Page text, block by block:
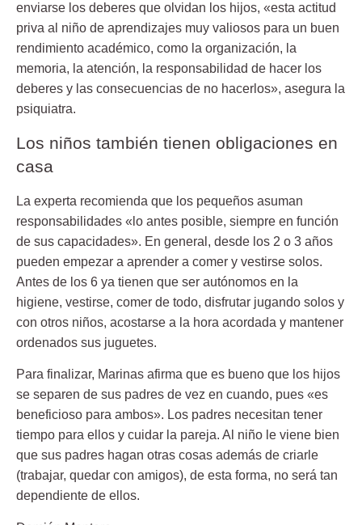
enviarse los deberes que olvidan los hijos, «esta actitud
priva al niño de aprendizajes muy valiosos para un buen
rendimiento académico, como la organización, la
memoria, la atención, la responsabilidad de hacer los
deberes y las consecuencias de no hacerlos», asegura la
psiquiatra.
Los niños también tienen obligaciones en
casa
La experta recomienda que los pequeños asuman
responsabilidades «lo antes posible, siempre en función
de sus capacidades». En general, desde los 2 o 3 años
pueden empezar a aprender a comer y vestirse solos.
Antes de los 6 ya tienen que ser autónomos en la
higiene, vestirse, comer de todo, disfrutar jugando solos y
con otros niños, acostarse a la hora acordada y mantener
ordenados sus juguetes.
Para finalizar, Marinas afirma que es bueno que los hijos
se separen de sus padres de vez en cuando, pues «es
beneficioso para ambos». Los padres necesitan tener
tiempo para ellos y cuidar la pareja. Al niño le viene bien
que sus padres hagan otras cosas además de criarle
(trabajar, quedar con amigos), de esta forma, no será tan
dependiente de ellos.